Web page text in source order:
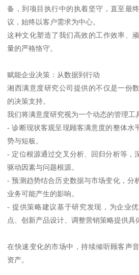
备，到项目执行中的执着坚守，直至最
议，始终以客户需求为中心。
这种文化塑造了我们高效的工作效率、
量的严格恪守。
赋能企业决策：从数据到行动
湘西满意度研究公司提供的不仅是一份
的决策支持。
我们将满意度研究视为一个动态的管理工
- 诊断现状客观呈现顾客满意度的整体水
势与短板。
- 定位根源通过交叉分析、回归分析等，
驱动因素与问题根源。
- 预测趋势结合历史数据与市场变化，分
业务可能产生的影响。
- 提供策略建议基于研究发现，为企业
点、创新产品设计、调整营销策略提供具
在快速变化的市场中，持续倾听顾客声
资产。